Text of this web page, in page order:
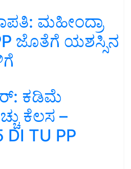
ಮಹೀಂದ್ರಾ
ಜೊತೆಗೆ ಯಶಸ್ಸಿನ
ಕಡಿಮೆ
ಕೆಲಸ –
TU PP